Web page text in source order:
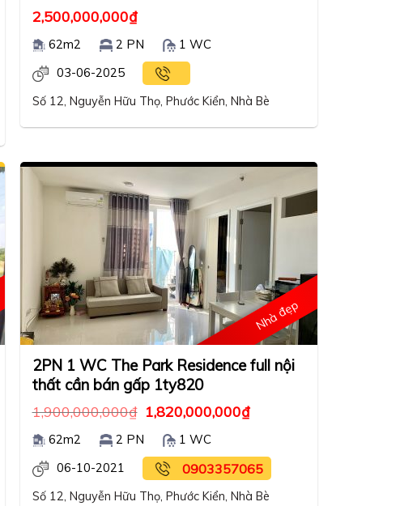
2,500,000,000₫
62m2 2 PN
1 WC
03-06-2025
Số 12, Nguyễn Hữu Thọ, Phước Kiển, Nhà Bè
Nhà đẹp
2PN 1 WC The Park Residence full nội
thất cần bán gấp 1ty820
1,900,000,000₫ 1,820,000,000₫
62m2 2 PN
1 WC
06-10-2021
0903357065
Số 12, Nguyễn Hữu Thọ, Phước Kiển, Nhà Bè